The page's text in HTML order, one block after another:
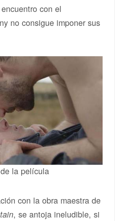
con el
no consigue imponer sus
la película
con la obra maestra de
, se antoja ineludible, si